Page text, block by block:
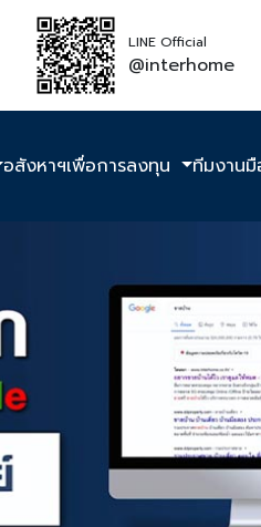
LINE Official
@interhome
อสังหาฯเพื่อการลงทุน ทีมงาน